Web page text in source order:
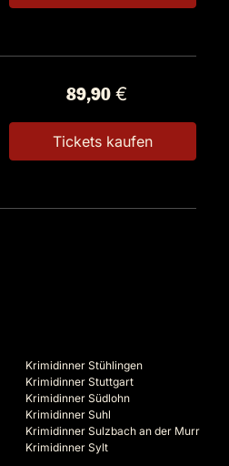
89,90 €
Tickets kaufen
Krimidinner Stühlingen
Krimidinner Stuttgart
Krimidinner Südlohn
Krimidinner Suhl
Krimidinner Sulzbach an der Murr
Krimidinner Sylt